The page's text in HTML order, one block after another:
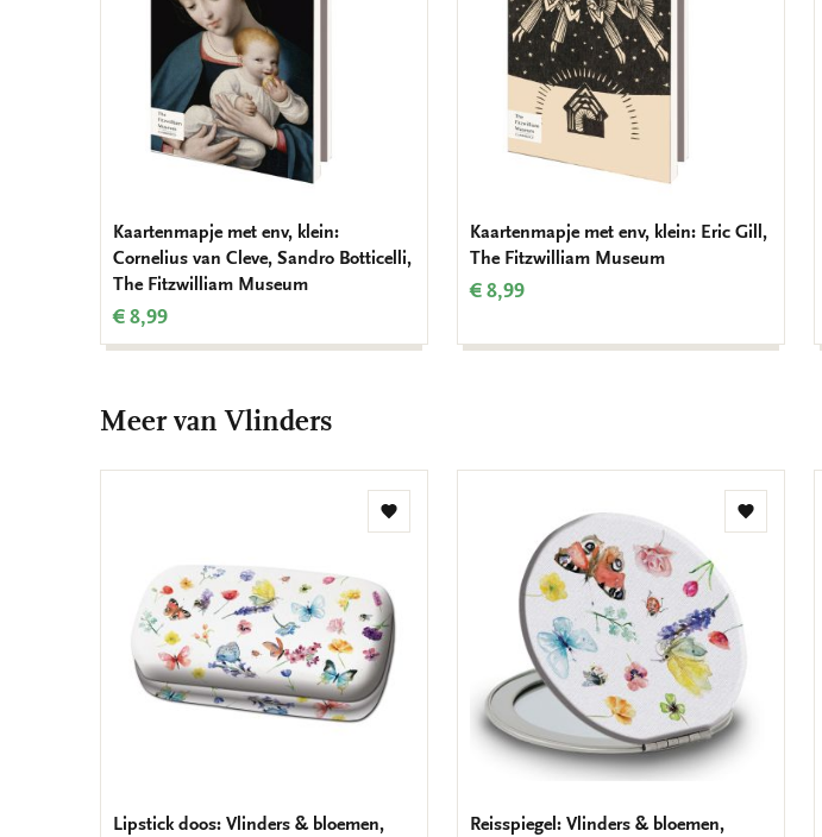
Kaartenmapje met env, klein:
Cornelius van Cleve, Sandro Botticelli,
The Fitzwilliam Museum
€ 8,99
Kaartenmapje met env, klein: Eric Gill,
The Fitzwilliam Museum
€ 8,99
Meer van Vlinders
Toevoegen
Lipstick doos: Vlinders & bloemen,
Toevoegen
Reisspiegel: Vlinders & bloemen,